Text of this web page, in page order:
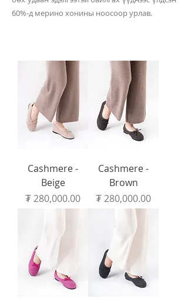
60%-д мерино хонины ноосоор урлав.
Cashmere -
Beige
Price
₮ 280,000.00
Cashmere -
Brown
Price
₮ 280,000.00